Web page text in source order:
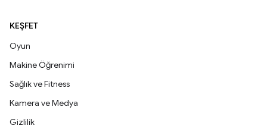
KEŞFET
Oyun
Makine Öğrenimi
Sağlık ve Fitness
Kamera ve Medya
Gizlilik